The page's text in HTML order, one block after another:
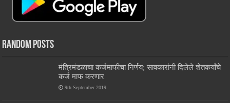
Random Posts
मंत्रिमंडळाचा कर्जमाफीचा निर्णय; सावकारांनी दिलेले शेतकर्यांचे
कर्ज माफ करणार
9th September 2019